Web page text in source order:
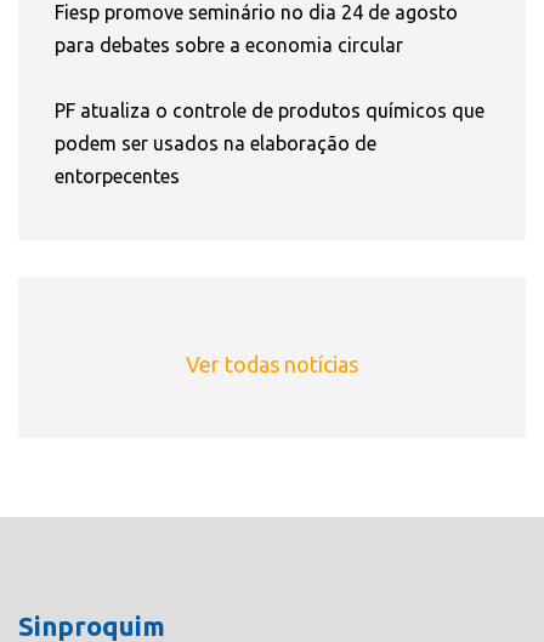
Fiesp promove seminário no dia 24 de agosto
para debates sobre a economia circular
PF atualiza o controle de produtos químicos que
podem ser usados na elaboração de
entorpecentes
Ver todas notícias
Sinproquim